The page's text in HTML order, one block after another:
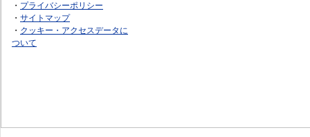
・ プライバシーポリシー
・ サイトマップ
・ クッキー・アクセスデータに
ついて